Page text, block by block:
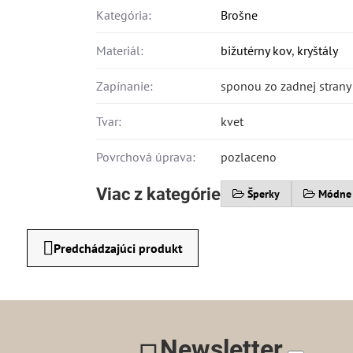
Kategória: Brošne
Materiál: bižutérny kov, kryštály
Zapínanie: sponou zo zadnej strany
Tvar: kvet
Povrchová úprava: pozlaceno
Viac z kategórie Šperky
Predchádzajúci produkt